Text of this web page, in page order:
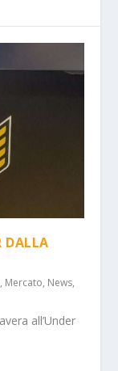
DALLA
, Mercato, News,
all’Under